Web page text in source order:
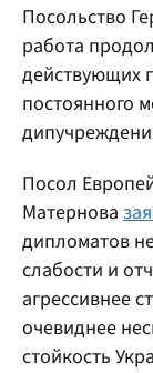
Посольство
работа
действующих
постоянного
Посол
Матернова
дипломатов
слабости и
агрессивнее
очевиднее
стойкость